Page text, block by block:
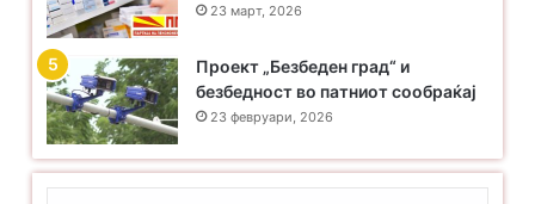
23 март, 2026
Проект „Безбеден град“ и
безбедност во патниот сообраќај
23 февруари, 2026